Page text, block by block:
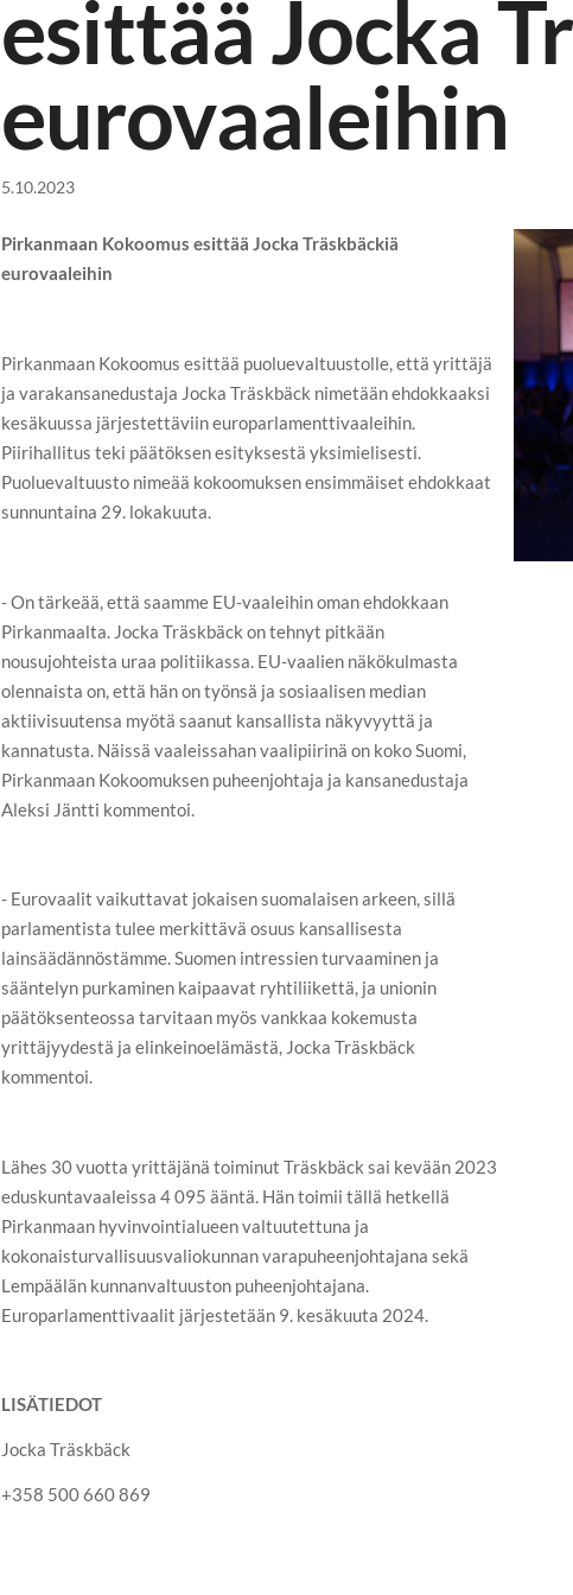
esittää Jocka
eurovaaleihin
5.10.2023
Pirkanmaan Kokoomus esittää Jocka Träskbäckiä
eurovaaleihin
Pirkanmaan Kokoomus esittää puoluevaltuustolle, että yrittäjä
ja varakansanedustaja Jocka Träskbäck nimetään ehdokkaaksi
kesäkuussa järjestettäviin europarlamenttivaaleihin.
Piirihallitus teki päätöksen esityksestä yksimielisesti.
Puoluevaltuusto nimeää kokoomuksen ensimmäiset ehdokkaat
sunnuntaina 29. lokakuuta.
- On tärkeää, että saamme EU-vaaleihin oman ehdokkaan
Pirkanmaalta. Jocka Träskbäck on tehnyt pitkään
nousujohteista uraa politiikassa. EU-vaalien näkökulmasta
olennaista on, että hän on työnsä ja sosiaalisen median
aktiivisuutensa myötä saanut kansallista näkyvyyttä ja
kannatusta. Näissä vaaleissahan vaalipiirinä on koko Suomi,
Pirkanmaan Kokoomuksen puheenjohtaja ja kansanedustaja
Aleksi Jäntti kommentoi.
- Eurovaalit vaikuttavat jokaisen suomalaisen arkeen, sillä
parlamentista tulee merkittävä osuus kansallisesta
lainsäädännöstämme. Suomen intressien turvaaminen ja
sääntelyn purkaminen kaipaavat ryhtiliikettä, ja unionin
päätöksenteossa tarvitaan myös vankkaa kokemusta
yrittäjyydestä ja elinkeinoelämästä, Jocka Träskbäck
kommentoi.
Lähes 30 vuotta yrittäjänä toiminut Träskbäck sai kevään 2023
eduskuntavaaleissa 4 095 ääntä. Hän toimii tällä hetkellä
Pirkanmaan hyvinvointialueen valtuutettuna ja
kokonaisturvallisuusvaliokunnan varapuheenjohtajana sekä
Lempäälän kunnanvaltuuston puheenjohtajana.
Europarlamenttivaalit järjestetään 9. kesäkuuta 2024.
LISÄTIEDOT
Jocka Träskbäck
+358 500 660 869